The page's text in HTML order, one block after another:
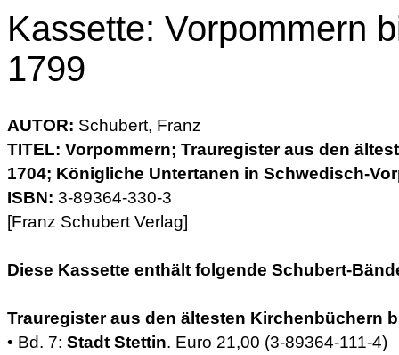
Kassette: Vorpommern
1799
AUTOR: Schubert, Franz
TITEL: Vorpommern; Trauregister aus den
1704; Königliche Untertanen in Schwedisch-
ISBN: 3-89364-330-3
[Franz Schubert Verlag]
Diese Kassette enthält folgende Schubert-
Trauregister aus den ältesten Kirchenbüchern
• Bd. 7: Stadt Stettin. Euro 21,00 (3-89364-111-4)